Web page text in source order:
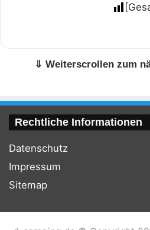
⇓ Weiterscrollen zum
Rechtliche Informationen
Datenschutz
Impressum
Sitemap